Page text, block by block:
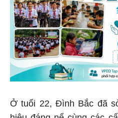
Ở tuổi 22, Đình Bắc đã
hiệu đáng nể cùng các